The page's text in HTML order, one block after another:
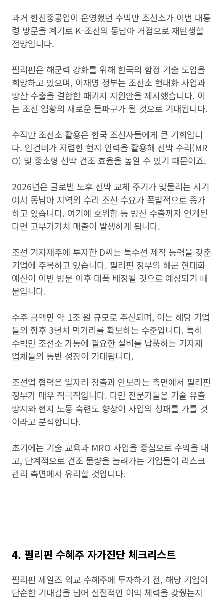
과거 한진중공업이 운영했던 수빅만 조선소가 이번 대통
령 방문을 계기로 K-조선의 동남아 거점으로 재탄생할
전망입니다.
필리핀은 해군력 강화를 위해 한국의 함정 기술 도입을
희망하고 있으며, 이재명 정부는 조선소 현대화 사업과
방산 수출을 결합한 패키지 지원안을 제시했습니다. 이
는 조선 업황의 새로운 돌파구가 될 것으로 기대됩니다.
수직만 조선소 활용은 한국 조선사들에게 큰 기회입니
다. 인건비가 저렴한 현지 인력을 활용해 선박 수리(MR
O) 및 중소형 선박 건조 효율을 높일 수 있기 때문이죠.
2026년은 글로벌 노후 선박 교체 주기가 맞물리는 시기
여서 동남아 지역의 수리 조선 수요가 폭발적으로 증가
하고 있습니다. 여기에 호위함 등 방산 수출까지 연계된
다면 고부가가치 매출이 발생하게 됩니다.
조선 기자재주에 투자한 D씨는 특수선 제작 능력을 갖춘
기업에 주목하고 있습니다. 필리핀 정부의 해군 현대화
예산이 이번 방문 이후 대폭 배정될 것으로 예상되기 때
문입니다.
수주 금액만 약 1조 원 규모로 추산되며, 이는 해당 기업
들의 향후 3년치 먹거리를 확보하는 수준입니다. 특히
수빅만 조선소 가동에 필요한 설비를 납품하는 기자재
업체들의 동반 성장이 기대됩니다.
조선업 협력은 일자리 창출과 안보라는 측면에서 필리핀
정부가 매우 적극적입니다. 다만 전문가들은 기술 유출
방지와 현지 노동 숙련도 향상이 사업의 성패를 가를 것
이라고 분석합니다.
초기에는 기술 교육과 MRO 사업을 중심으로 수익을 내
고, 단계적으로 건조 물량을 늘려가는 기업들이 리스크
관리 측면에서 유리할 것입니다.
4. 필리핀 수혜주 자가진단 체크리스트
필리핀 세일즈 외교 수혜주에 투자하기 전, 해당 기업이
단순한 기대감을 넘어 실질적인 이익 체력을 갖췄는지